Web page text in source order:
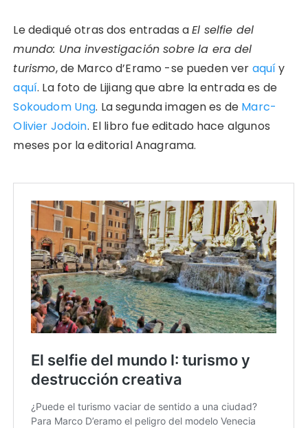
Le dediqué otras dos entradas aEl selfie del
mundo: Una investigación sobre la era del
turismo, de Marco d’Eramo -se pueden ver aquíy
aquí. La foto de Lijiang que abre la entrada es de
Sokoudom Ung. La segunda imagen es de Marc-
Olivier Jodoin. El libro fue editado hace algunos
meses por la editorial Anagrama.